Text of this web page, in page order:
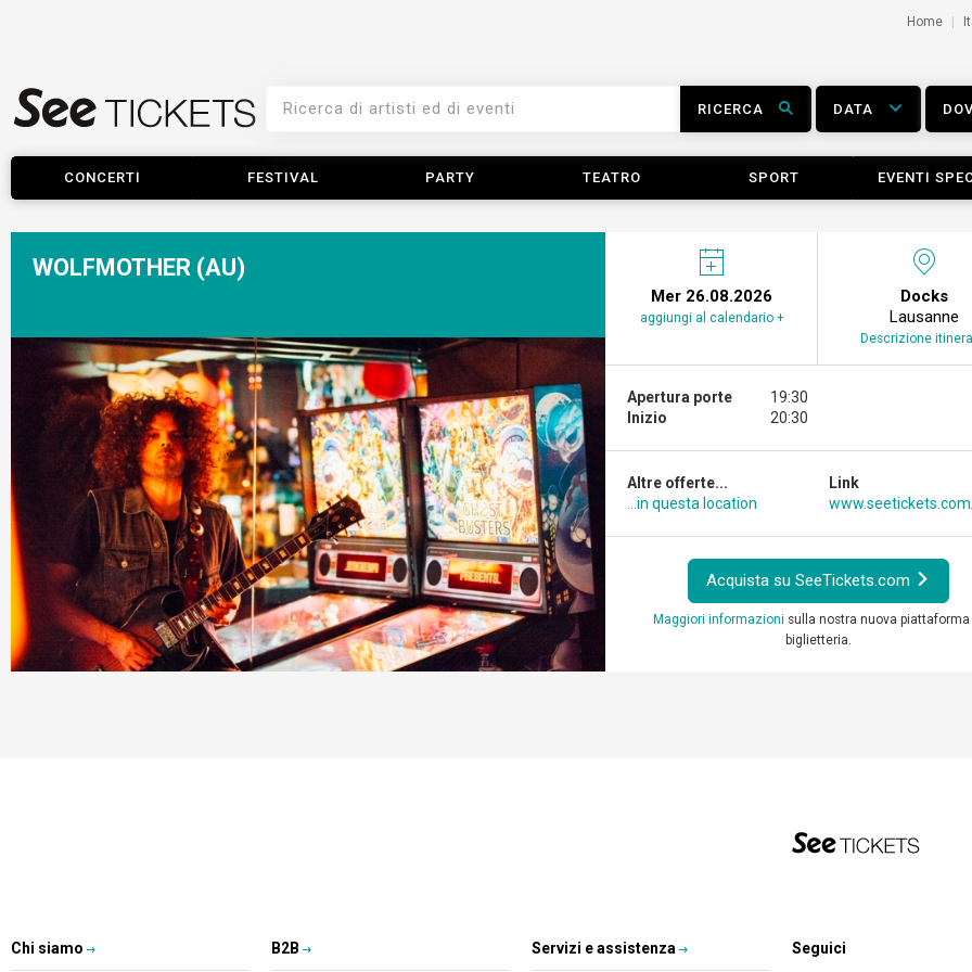
Home
RICERCA DATA
CONCERTI FESTIVAL PARTY TEATRO SPORT EVENTI
WOLFMOTHER (AU)
Mer 26.08.2026
aggiungi al calendario +
Docks
Lausanne
Descrizione
Apertura porte
Inizio
19:30
20:30
Altre offerte...
...in questa location
Link
Acquista su SeeTickets.com
Maggiori informazioni sulla nostra nuova piattaforma
biglietteria.
Chi siamo B2B Servizi e assistenza Seguici